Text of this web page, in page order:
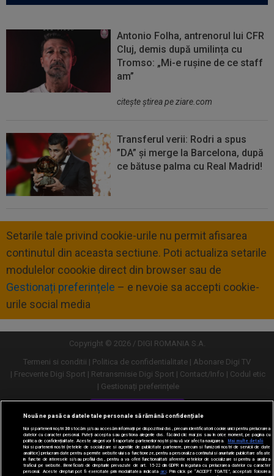
Antonio Folha, antrenorul lui CFR
Cluj, demis după umilința cu
Tromso: „Mi-e rușine de ce staff
am”
citeşte ştirea pe ziare.com
Transferul verii: Rodri a spus
”DA” și merge la Barcelona, după
ce bătuse palma cu Real Madrid!
Setarile tale privind cookie-urile nu permit afisarea
continutul din aceasta sectiune. Poti actualiza setarile
modulelor coookie direct din browser sau de
Gestionați preferințele – e nevoie sa accepti cookie-
urile social media
Copyright © 2026 / DIGI ROMANIA S.A.
Termeni si conditii
Politica de confidentialitate
Abonare Digi TV
Frecvente Digi Sport
Retransmisie Digi Sport Contact/Info
Codul etic
Gestionați preferințele
Versiune desktop
Nouă ne pasă ca datele tale personale să rămână confidențiale
Noi și partenerii noștri30stocăm și/sau accesăm informații pe dispozitivul dvs., precum identificatorii cookie unici pentru prelucrarea
datelor cu caracter personal. Puteți accepta sau gestiona alegerile dvs. făcând clic mai jos sau în orice moment, pe pagina cu
politica de confidențialitate. Aceste alegeri vor fi raportate partenerilor noștri și nu vă vor afecta navigarea.
Mai multe detalii
Noi si partenerii nostri (retelele de socializare si agentiile de publicitate partenere, precum si furnizorii nostri de servicii de date
analitice) prelucram date pentru a permite website-ului sa functioneze, pentru a personaliza continutul si anunturile publicitare afisate
in functie de interesele si/sau profilul dvs., pentru a va oferi functionalitati aferente retelelor de socializare si pentru a analiza
traficul pe website. Beneficiati de drepturile prevazute de art. 15-22 din GDPR in legatura cu prelucrarea datelor cu caracter
personal. Aceste drepturi pot fi exercitate prin modalitatea indicata aici. Prin click pe “ACCEPT TOATE”, acceptati folosirea